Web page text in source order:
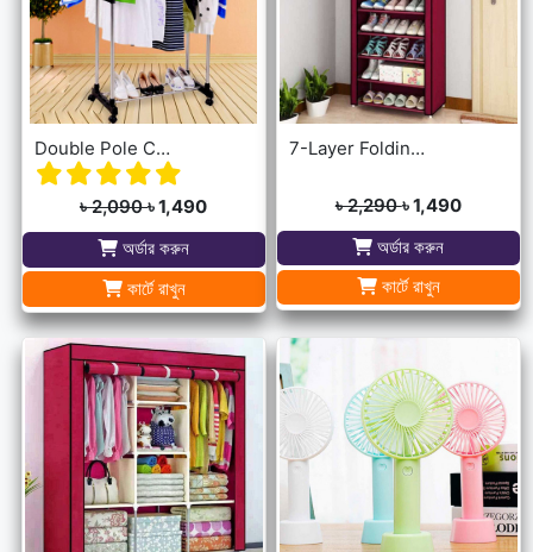
Double Pole Cloth Rack - Stainless Steel
৳ 2,090৳ 1,490
অর্ডার করুন
কার্টে রাখুন
7-Layer Folding Cloth Shoe Rack
৳ 2,290৳ 1,490
অর্ডার করুন
কার্টে রাখুন